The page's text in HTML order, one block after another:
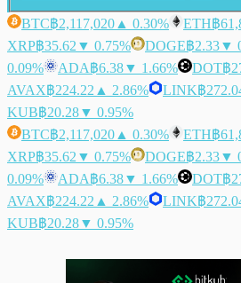
BTC฿2,117,020 ▲ 0.30% ETH฿
XRP฿35.62 ▼ 0.75% DOGE฿2.33▼
0.09%
ADA฿6.38▼ 1.66% DOT฿
AVAX฿224.22 ▲ 2.86% LINK฿
KUB฿20.28▼ 0.95%
BTC฿2,117,020 ▲ 0.30% ETH฿
XRP฿35.62 ▼ 0.75% DOGE฿2.33▼
0.09%
ADA฿6.38▼ 1.66% DOT฿
AVAX฿224.22 ▲ 2.86% LINK฿
KUB฿20.28▼ 0.95%